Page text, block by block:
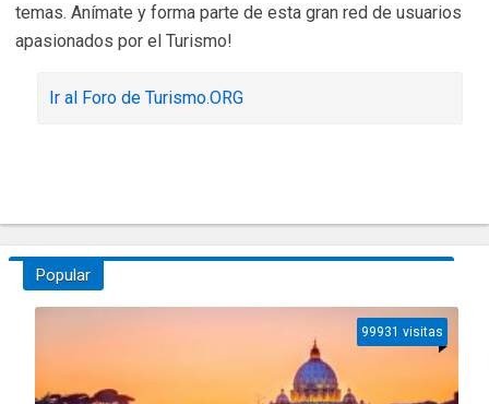
temas. Anímate y forma parte de esta gran red de usuarios
apasionados por el Turismo!
Ir al Foro de Turismo.ORG
Popular
99931 visitas